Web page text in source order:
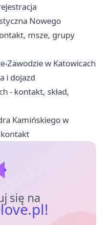
Nowego
msze, grupy
Zawodzie w Katowicach
i dojazd
- kontakt, skład,
Kamińskiego w
kontakt
się na